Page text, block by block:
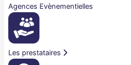
Agences Evènementielles
Les prestataires